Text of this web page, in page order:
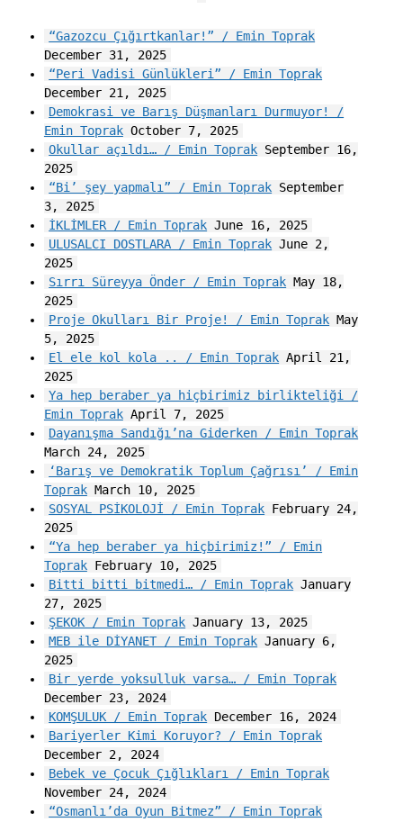
“Gazozcu Çığırtkanlar!” / Emin Toprak
December 31, 2025
“Peri Vadisi Günlükleri” / Emin Toprak
December 21, 2025
Demokrasi ve Barış Düşmanları Durmuyor! /
Emin ToprakOctober 7, 2025
Okullar açıldı… / Emin Toprak September 16,
2025
“Bi’ şey yapmalı” / Emin Toprak September
3, 2025
İKLİMLER / Emin Toprak June 16, 2025
ULUSALCI DOSTLARA / Emin Toprak June 2,
2025
Sırrı Süreyya Önder / Emin Toprak May 18,
2025
Proje Okulları Bir Proje! / Emin Toprak May
5, 2025
El ele kol kola .. / Emin Toprak April 21,
2025
Ya hep beraber ya hiçbirimiz birlikteliği /
Emin ToprakApril 7, 2025
Dayanışma Sandığı’na Giderken / Emin Toprak
March 24, 2025
‘Barış ve Demokratik Toplum Çağrısı’ / Emin
ToprakMarch 10, 2025
SOSYAL PSİKOLOJİ / Emin Toprak February 24,
2025
“Ya hep beraber ya hiçbirimiz!” / Emin
ToprakFebruary 10, 2025
Bitti bitti bitmedi… / Emin Toprak January
27, 2025
ŞEKOK / Emin Toprak January 13, 2025
MEB ile DİYANET / Emin Toprak January 6,
2025
Bir yerde yoksulluk varsa… / Emin Toprak
December 23, 2024
KOMŞULUK / Emin Toprak December 16, 2024
Bariyerler Kimi Koruyor? / Emin Toprak
December 2, 2024
Bebek ve Çocuk Çığlıkları / Emin Toprak
November 24, 2024
“Osmanlı’da Oyun Bitmez” / Emin Toprak